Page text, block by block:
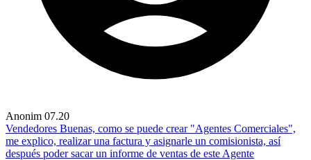
Anonim 07.20
Vendedores Buenas, como se puede crear "Agentes Comerciales",
me explico, realizar una factura y asignarle un comisionista, así
después poder sacar un informe de ventas de este Agente